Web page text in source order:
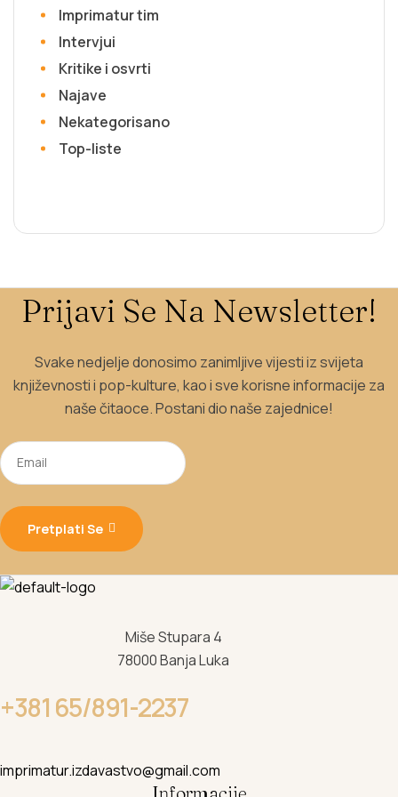
Imprimatur tim
Intervjui
Kritike i osvrti
Najave
Nekategorisano
Top-liste
Prijavi Se Na Newsletter!
Svake nedjelje donosimo zanimljive vijesti iz svijeta
književnosti i pop-kulture, kao i sve korisne informacije za
naše čitaoce. Postani dio naše zajednice!
Pretplati Se
Miše Stupara 4
78000 Banja Luka
+381 65/891-2237
imprimatur.izdavastvo@gmail.com